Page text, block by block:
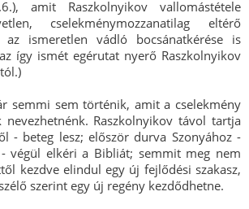
amit Raszkolnyikov vallomástétele
cselekménymozzanatilag eltérő
az ismeretlen vádló bocsánatkérése is
így ismét egérutat nyerő Raszkolnyikov
semmi sem történik, amit a cselekmény
nevezhetnénk. Raszkolnyikov távol tartja
- beteg lesz; először durva Szonyához -
végül elkéri a Bibliát; semmit meg nem
kezdve elindul egy új fejlődési szakasz,
szerint egy új regény kezdődhetne.